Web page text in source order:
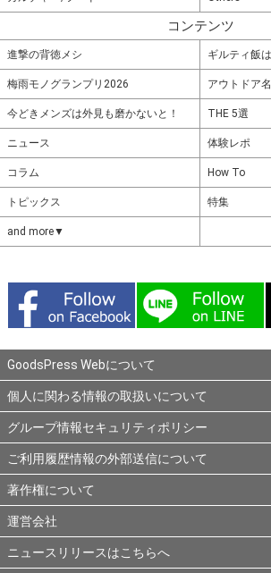
コンテンツ
進撃の背徳メシ ギルティ飯
梅雨モノグランプリ2026 アウトドア
今どきメンズは外見も磨かないと！ THE 5選
ニュース 体験レポ
コラム How To
トピックス 特集
and more▼
GoodsPress Webについて
個人に関わる情報の取扱いについて
グループ情報セキュリティポリシー
ご利用履歴情報の外部送信について
著作権について
運営会社
ニュースリリースはこちらへ